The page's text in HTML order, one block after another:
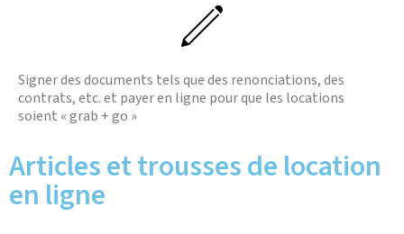
Signer des documents tels que des renonciations, des
contrats, etc. et payer en ligne pour que les locations
soient « grab + go »
Articles et trousses de location
en ligne